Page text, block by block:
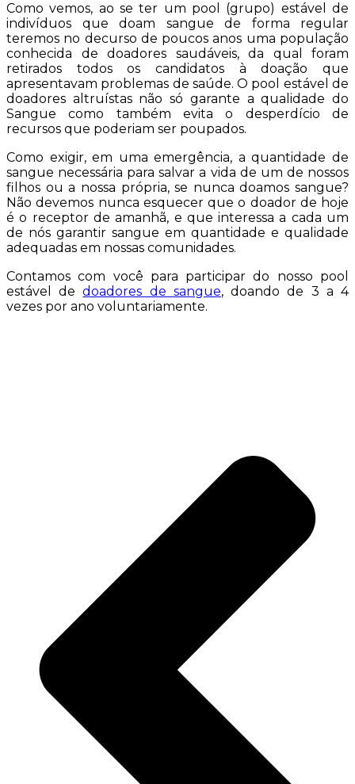
Como vemos, ao se ter um pool (grupo) estável de
indivíduos que doam sangue de forma regular
teremos no decurso de poucos anos uma população
conhecida de doadores saudáveis, da qual foram
retirados todos os candidatos à doação que
apresentavam problemas de saúde. O pool estável de
doadores altruístas não só garante a qualidade do
Sangue como também evita o desperdício de
recursos que poderiam ser poupados.
Como exigir, em uma emergência, a quantidade de
sangue necessária para salvar a vida de um de nossos
filhos ou a nossa própria, se nunca doamos sangue?
Não devemos nunca esquecer que o doador de hoje
é o receptor de amanhã, e que interessa a cada um
de nós garantir sangue em quantidade e qualidade
adequadas em nossas comunidades.
Contamos com você para participar do nosso pool
estável dedoadores de sangue, doando de 3 a 4
vezes por ano voluntariamente.